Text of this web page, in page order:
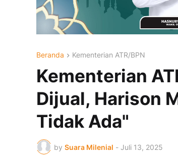
Beranda Kementerian ATR/BPN
Kementerian
Dijual, Harison
Tidak Ada"
by Suara Milenial - Juli 13, 2025